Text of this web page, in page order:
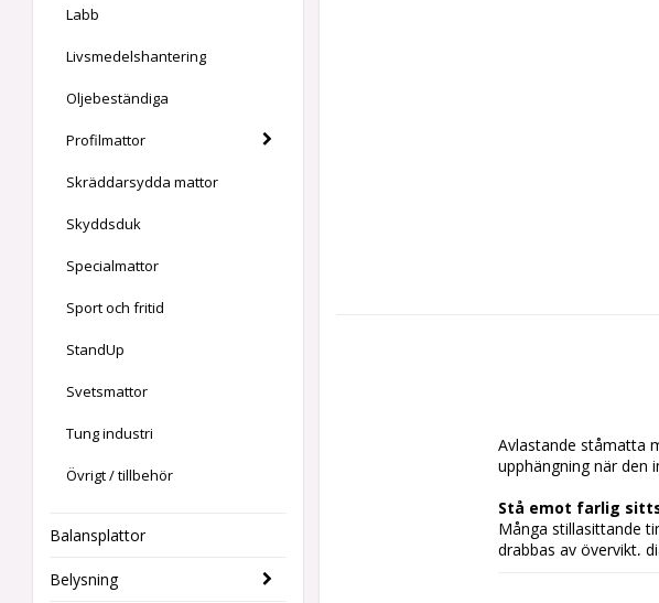
Labb
Livsmedelshantering
Oljebeständiga
Profilmattor
Skräddarsydda mattor
Skyddsduk
Specialmattor
Sport och fritid
StandUp
Svetsmattor
Tung industri
Övrigt / tillbehör
Balansplattor
Belysning
Avlastande ståmatta
upphängning när den
Stå emot farlig
Många stillasittande
drabbas av övervikt,
producera de